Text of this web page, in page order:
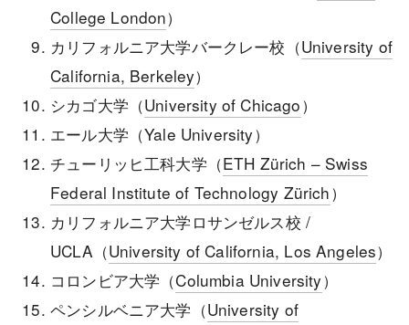
College London）
カリフォルニア大学バークレー校（University of
California, Berkeley）
シカゴ大学（University of Chicago）
エール大学（Yale University）
チューリッヒ工科大学（ETH Zürich – Swiss
Federal Institute of Technology Zürich）
カリフォルニア大学ロサンゼルス校 /
UCLA（University of California, Los Angeles）
コロンビア大学（Columbia University）
ペンシルベニア大学（University of